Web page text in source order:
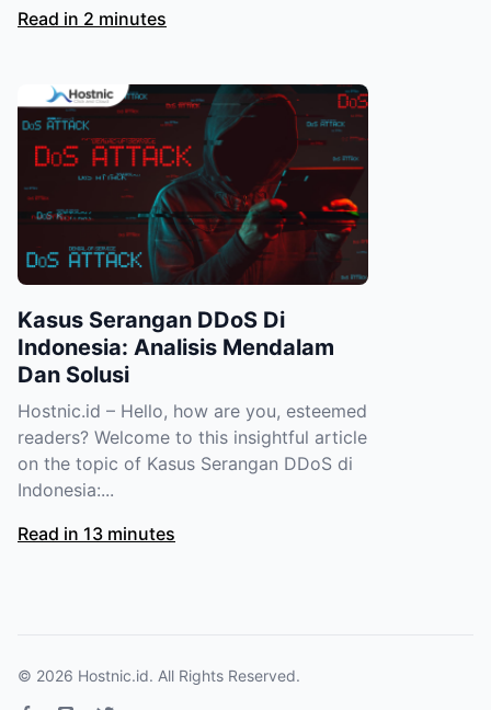
Read in 2 minutes
Kasus Serangan DDoS Di
Indonesia: Analisis Mendalam
Dan Solusi
Hostnic.id – Hello, how are you, esteemed
readers? Welcome to this insightful article
on the topic of Kasus Serangan DDoS di
Indonesia:...
Read in 13 minutes
© 2026 Hostnic.id. All Rights Reserved.